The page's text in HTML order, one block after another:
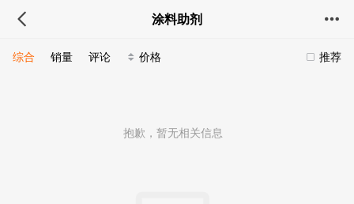
涂料助剂
推荐
综合 销量 评论 价格
抱歉，暂无相关信息